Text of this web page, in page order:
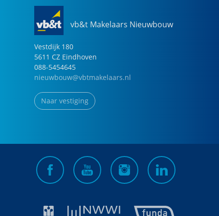
vb&t Makelaars Nieuwbouw
Vestdijk 180
5611 CZ Eindhoven
088-5454645
nieuwbouw@vbtmakelaars.nl
Naar vestiging